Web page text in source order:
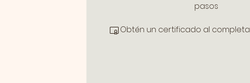
pasos
Obtén un certificado al